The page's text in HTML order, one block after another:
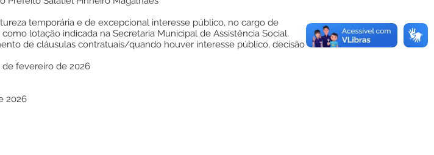
temporária e de excepcional interesse público, no cargo de
lotação indicada na Secretaria Municipal de Assistência Social.
de cláusulas contratuais/quando houver interesse público, decisão
de fevereiro de 2026
2026